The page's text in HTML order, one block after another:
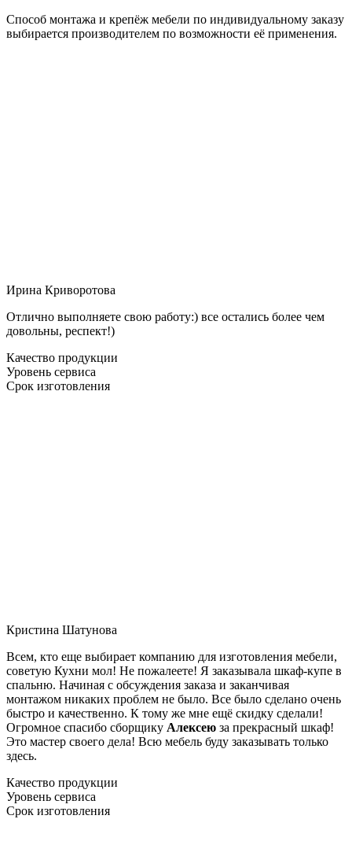
Способ монтажа и крепёж мебели по индивидуальному заказу
выбирается производителем по возможности её применения.
Ирина Криворотова
Отлично выполняете свою работу:) все остались более чем
довольны, респект!)
Качество продукции
Уровень сервиса
Срок изготовления
Кристина Шатунова
Всем, кто еще выбирает компанию для изготовления мебели,
советую Кухни мол! Не пожалеете! Я заказывала шкаф-купе в
спальню. Начиная с обсуждения заказа и заканчивая
монтажом никаких проблем не было. Все было сделано очень
быстро и качественно. К тому же мне ещё скидку сделали!
Огромное спасибо сборщику Алексею за прекрасный шкаф!
Это мастер своего дела! Всю мебель буду заказывать только
здесь.
Качество продукции
Уровень сервиса
Срок изготовления